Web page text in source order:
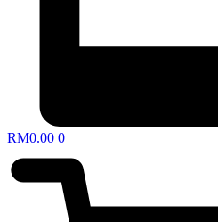
RM0.00 0